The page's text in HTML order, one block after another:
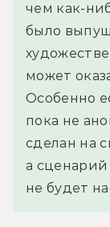
чем как-
было
может
Особенно
пока не
сделан на
а
не будет